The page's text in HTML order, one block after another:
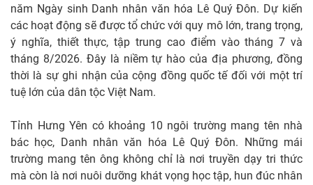
năm Ngày sinh Danh nhân văn hóa Lê Quý Đôn. Dự kiến
các hoạt động sẽ được tổ chức với quy mô lớn, trang trọng,
ý nghĩa, thiết thực, tập trung cao điểm vào tháng 7 và
tháng 8/2026. Đây là niềm tự hào của địa phương, đồng
thời là sự ghi nhận của cộng đồng quốc tế đối với một trí
tuệ lớn của dân tộc Việt Nam.
Tỉnh Hưng Yên có khoảng 10 ngôi trường mang tên nhà
bác học, Danh nhân văn hóa Lê Quý Đôn. Những mái
trường mang tên ông không chỉ là nơi truyền dạy tri thức
mà còn là nơi nuôi dưỡng khát vọng học tập, hun đúc nhân